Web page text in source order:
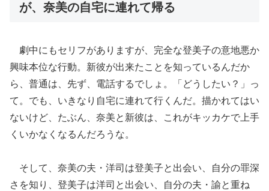
が、奈美の自宅に連れて帰る
劇中にもセリフがありますが、完全な登美子の意地悪か
興味本位な行動。新彼が出来たことを知っているんだか
ら、普通は、先ず、電話するでしょ。「どうしたい？」っ
て。でも、いきなり自宅に連れて行くんだ。描かれてはい
ないけど、たぶん、奈美と新彼は、これがキッカケで上手
くいかなくなるんだろうな。
そして、奈美の夫・洋司は登美子と出会い、自分の罪深
さを知り、登美子は洋司と出会い、自分の夫・諭と重ね